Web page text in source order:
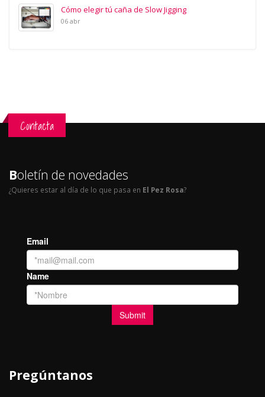
Cómo elegir tú caña de Slow Jigging
06 abr
Contacta
Boletín de novedades
¿Quieres estar al día de lo que pasa en El Pez Rosa?
Pregúntanos